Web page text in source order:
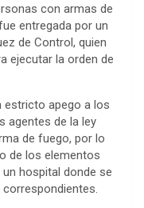
con armas de
entregada por un
de Control, quien
ejecutar la orden de
estricto apego a los
agentes de la ley
de fuego, por lo
de los elementos
hospital donde se